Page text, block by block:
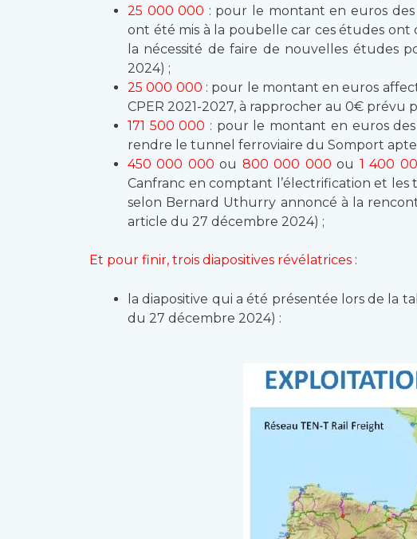
25 000 000 : pour le montant en euros des
ont été mis à la poubelle car ces études ont
la nécessité de faire de nouvelles études
2024) ;
25 000 000 : pour le montant en euros
CPER 2021-2027, à rapprocher au 0€ prévu
171 500 000 : pour le montant en euros
rendre le tunnel ferroviaire du Somport
450 000 000 ou 800 000 000 ou 1 400
Canfranc en comptant l’électrification et les
selon Bernard Uthurry annoncé à la
article du 27 décembre 2024) ;
Et pour finir, trois diapositives révélatrices :
la diapositive qui a été présentée lors de la
du 27 décembre 2024) :